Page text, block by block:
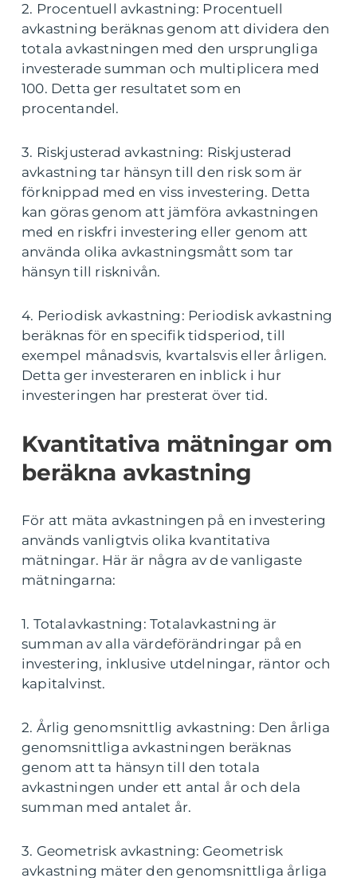
2. Procentuell avkastning: Procentuell
avkastning beräknas genom att dividera den
totala avkastningen med den ursprungliga
investerade summan och multiplicera med
100. Detta ger resultatet som en
procentandel.
3. Riskjusterad avkastning: Riskjusterad
avkastning tar hänsyn till den risk som är
förknippad med en viss investering. Detta
kan göras genom att jämföra avkastningen
med en riskfri investering eller genom att
använda olika avkastningsmått som tar
hänsyn till risknivån.
4. Periodisk avkastning: Periodisk avkastning
beräknas för en specifik tidsperiod, till
exempel månadsvis, kvartalsvis eller årligen.
Detta ger investeraren en inblick i hur
investeringen har presterat över tid.
Kvantitativa mätningar om
beräkna avkastning
För att mäta avkastningen på en investering
används vanligtvis olika kvantitativa
mätningar. Här är några av de vanligaste
mätningarna:
1. Totalavkastning: Totalavkastning är
summan av alla värdeförändringar på en
investering, inklusive utdelningar, räntor och
kapitalvinst.
2. Årlig genomsnittlig avkastning: Den årliga
genomsnittliga avkastningen beräknas
genom att ta hänsyn till den totala
avkastningen under ett antal år och dela
summan med antalet år.
3. Geometrisk avkastning: Geometrisk
avkastning mäter den genomsnittliga årliga